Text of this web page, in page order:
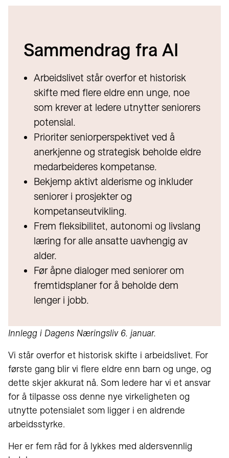
Sammendrag fra AI
Arbeidslivet står overfor et historisk
skifte med flere eldre enn unge, noe
som krever at ledere utnytter seniorers
potensial.
Prioriter seniorperspektivet ved å
anerkjenne og strategisk beholde eldre
medarbeideres kompetanse.
Bekjemp aktivt alderisme og inkluder
seniorer i prosjekter og
kompetanseutvikling.
Frem fleksibilitet, autonomi og livslang
læring for alle ansatte uavhengig av
alder.
Før åpne dialoger med seniorer om
fremtidsplaner for å beholde dem
lenger i jobb.
Innlegg i Dagens Næringsliv 6. januar.
Vi står overfor et historisk skifte i arbeidslivet. For
første gang blir vi flere eldre enn barn og unge, og
dette skjer akkurat nå. Som ledere har vi et ansvar
for å tilpasse oss denne nye virkeligheten og
utnytte potensialet som ligger i en aldrende
arbeidsstyrke.
Her er fem råd for å lykkes med aldersvennlig